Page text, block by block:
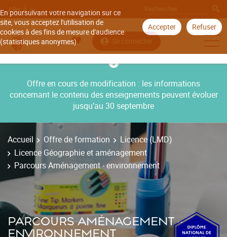
En poursuivant votre navigation sur ce
site, vous acceptez l'utilisation de
cookies à des fins de mesure d'audience
(statistiques anonymes).
Accepter Refuser
Aller à
Se connecter
Offre en cours de modification : les informations
concernant le contenu des enseignements peuvent évoluer
jusqu’au 30 septembre
Accueil Offre de formation
Licence (LMD)
Licence Géographie et aménagement
Parcours Aménagement - environnement
PARCOURS AMÉNAGEMENT -
ENVIRONNEMENT